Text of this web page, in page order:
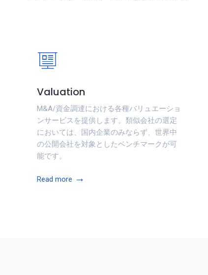
Valuation
M&A/資金調達における各種バリュエーショ
ンサービスを提供します。類似会社の選定
においては、国内企業のみならず、世界中
の公開会社を対象としたベンチマークが可
能です。
Read more →